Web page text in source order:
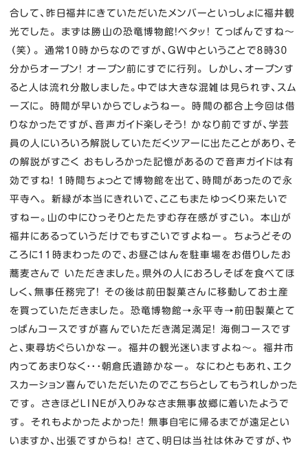
合して、昨日福井にきていただいたメンバーといっしょに福井観
光でした。 まずは勝山の恐竜博物館！ベタッ！ てっぱんですね～
（笑）。 通常１０時からなのですが、ＧＷ中ということで８時３０
分からオープン！ オープン前にすでに行列。 しかし、オープンす
ると人は流れ分散しました。中では大きな混雑は見られず、スム
ーズに。 時間が早いからでしょうねー。 時間の都合上今回は借
りなかったですが、音声ガイド楽しそう！ かなり前ですが、学芸
員の人にいろいろ解説していただくツアーに出たことがあり、そ
の解説がすごく おもしろかった記憶があるので音声ガイドは有
効ですね！ １時間ちょっとで博物館を出て、時間があったので永
平寺へ。 新緑が本当にきれいで、ここもまたゆっくり来たいで
すねー。山の中にひっそりとたたずむ存在感がすごい。 本山が
福井にあるっていうだけでもすごいですよねー。 ちょうどその
ころに１１時まわったので、お昼ごはんを駐車場をお借りしたお
蕎麦さんで いただきました。県外の人におろしそばを食べてほ
しく、無事任務完了！ その後は前田製菓さんに移動してお土産
を買っていただきました。 恐竜博物館→永平寺→前田製菓とて
っぱんコースですが喜んでいただき満足満足！ 海側コースです
と、東尋坊ぐらいかなー。 福井の観光迷いますよね～。 福井市
内ってあまりなく・・・朝倉氏遺跡かなー。 なにわともあれ、エク
スカーション喜んでいただいたのでこちらとしてもうれしかった
です。 さきほどＬＩＮＥが入りみなさま無事故郷に着いたようで
す。 それもよかったよかった！ 無事自宅に帰るまでが遠足とい
いますか、出張ですからね！ さて、明日は当社は休みですが、や